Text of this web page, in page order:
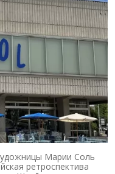
Марии Соль
ретроспектива